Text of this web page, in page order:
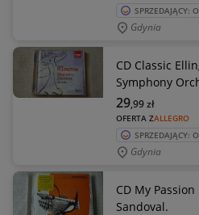
SPRZEDAJĄCY:
Gdynia
CD Classic
Symphony
OFERTA ZALLEGRO
29,99zł
SPRZEDAJĄCY:
Gdynia
CD My
Sandoval.